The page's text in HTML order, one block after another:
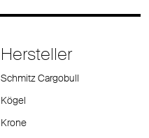
Hersteller
Schmitz Cargobull
Kögel
Krone